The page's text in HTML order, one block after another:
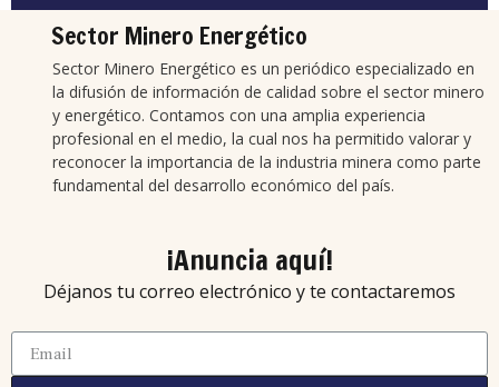
Sector Minero Energético
Sector Minero Energético es un periódico especializado en
la difusión de información de calidad sobre el sector minero
y energético. Contamos con una amplia experiencia
profesional en el medio, la cual nos ha permitido valorar y
reconocer la importancia de la industria minera como parte
fundamental del desarrollo económico del país.
¡Anuncia aquí!
Déjanos tu correo electrónico y te contactaremos